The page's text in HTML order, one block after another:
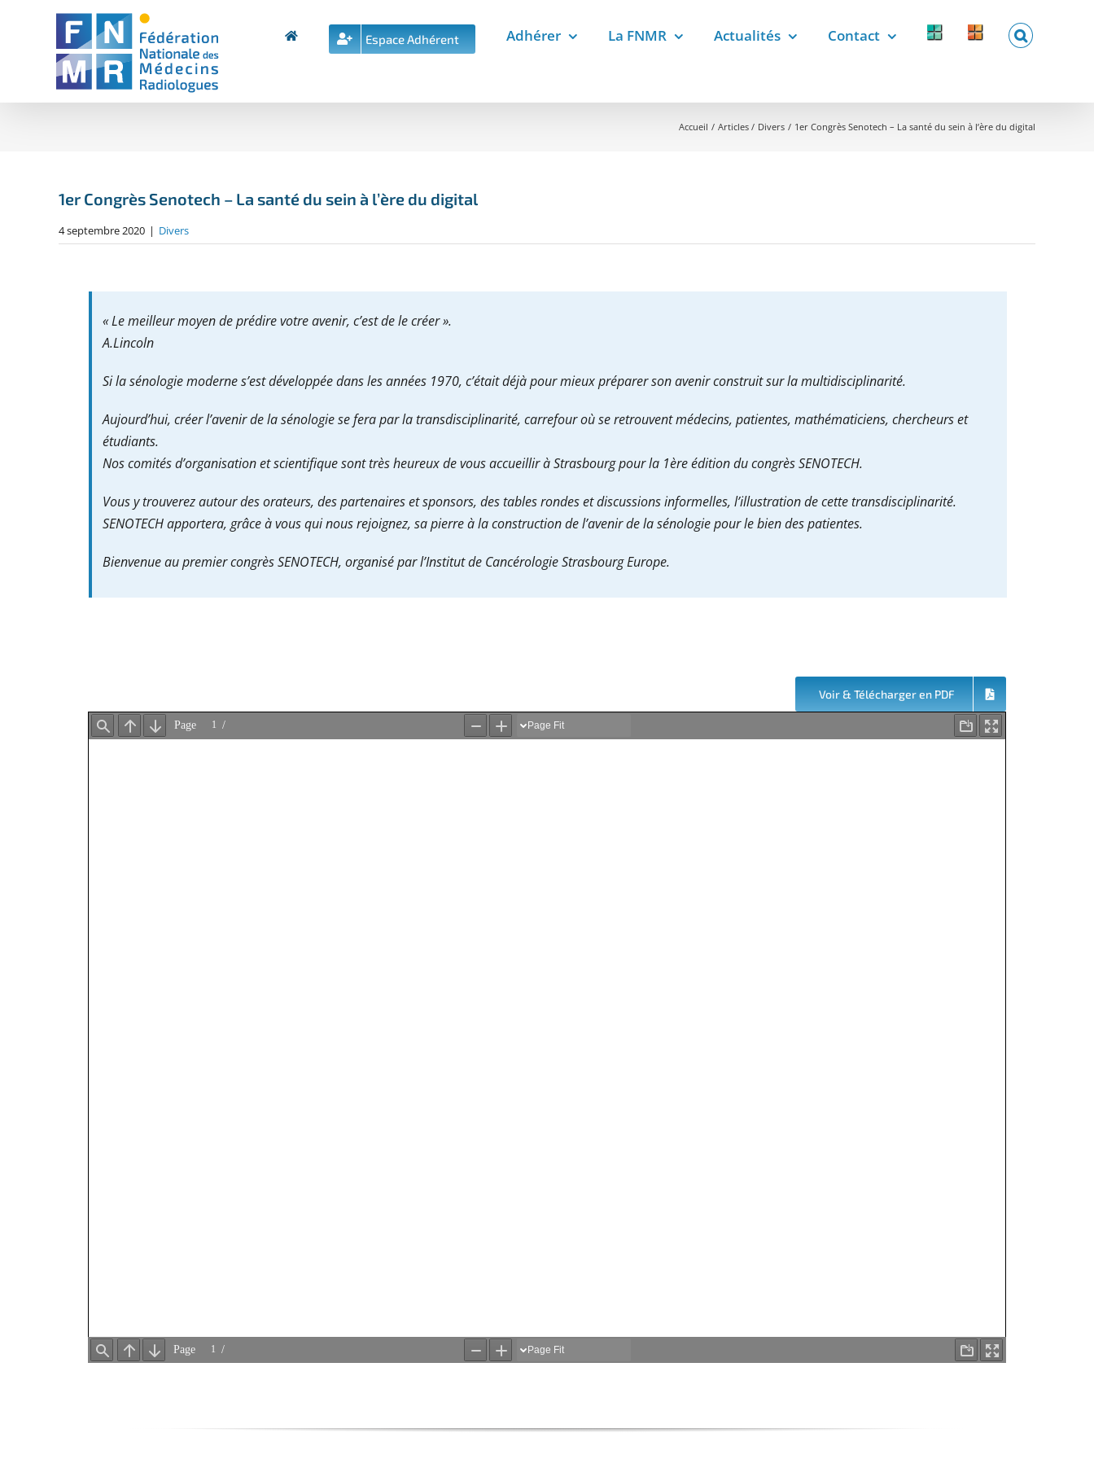
Espace Adhérent Adhérer La FNMR Actualités Contact ForcomedLabelix
Accueil Articles Divers 1er Congrès Senotech – La santé du sein à l’ère du digital
1er Congrès Senotech – La santé du sein à l’ère du digital
4 septembre 2020 | Divers
«Le meilleur moyen de prédire votre avenir, c’est de le créer».
A.Lincoln
Si la sénologie moderne s’est développée dans les années 1970, c’était déjà pour mieux préparer son avenir construit sur la multidisciplinarité.
Aujourd’hui, créer l’avenir de la sénologie se fera par la transdisciplinarité, carrefour où se retrouvent médecins, patientes, mathématiciens, chercheurs et
étudiants.
Nos comités d’organisation et scientifique sont très heureux de vous accueillir à Strasbourg pour la 1ère édition du congrès SENOTECH.
Vous y trouverez autour des orateurs, des partenaires et sponsors, des tables rondes et discussions informelles, l’illustration de cette transdisciplinarité.
SENOTECH apportera, grâce à vous qui nous rejoignez, sa pierre à la construction de l’avenir de la sénologie pour le bien des patientes.
Bienvenue au premier congrès SENOTECH, organisé par l’Institut de Cancérologie Strasbourg Europe.
Voir & Télécharger en PDF